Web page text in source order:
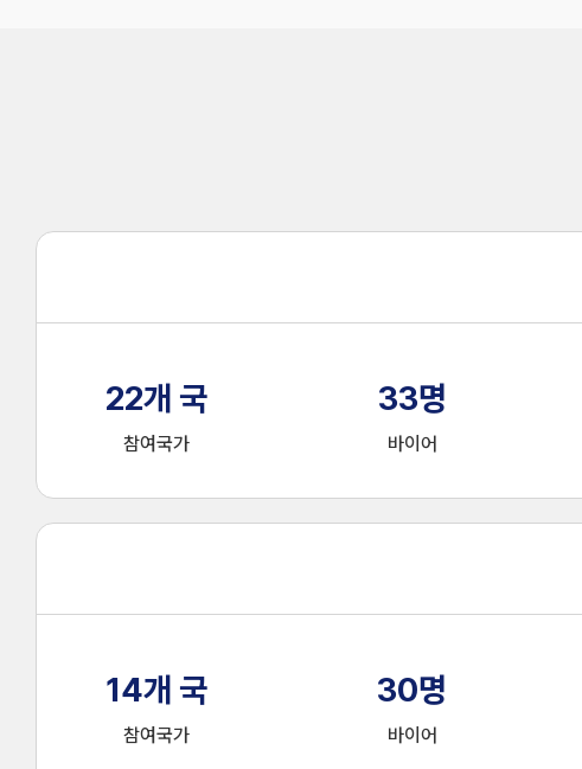
22개 국
참여국가
33명
바이어
14개 국
참여국가
30명
바이어